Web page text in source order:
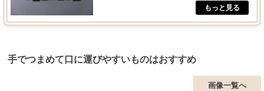
手でつまめて口に運びやすいものはおすすめ
画像一覧へ